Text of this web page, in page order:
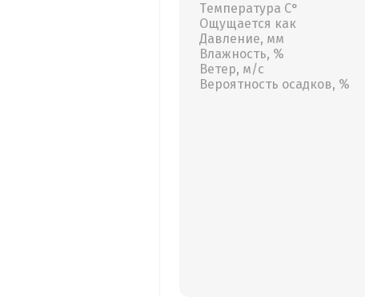
Температура С°
Ощущается как
Давление, мм
Влажность, %
Ветер, м/с
Вероятность осадков, %